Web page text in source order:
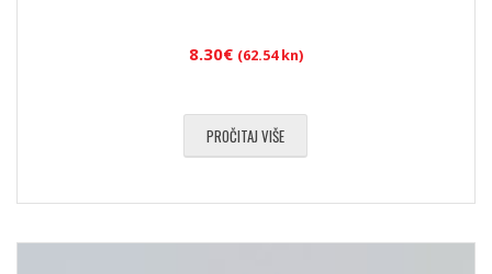
8.30€ (62.54 kn)
PROČITAJ VIŠE